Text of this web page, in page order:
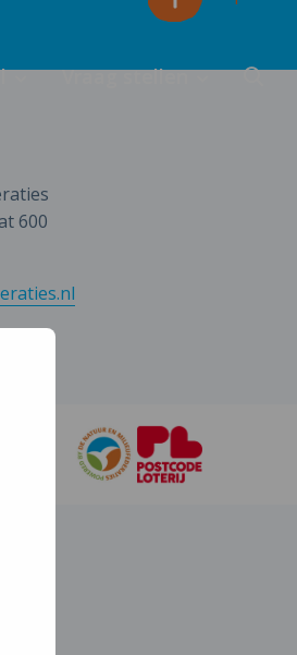
Vraag stellen
600